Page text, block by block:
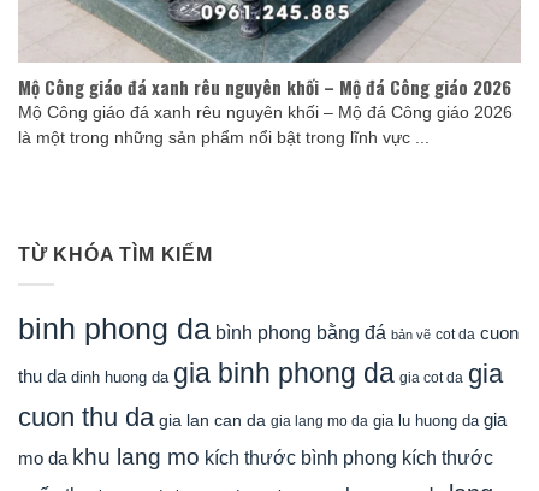
Mộ Công giáo đá xanh rêu nguyên khối – Mộ đá Công giáo 2026
Mộ Công giáo đá xanh rêu nguyên khối – Mộ đá Công giáo 2026
là một trong những sản phẩm nổi bật trong lĩnh vực ...
TỪ KHÓA TÌM KIẾM
binh phong da bình phong bằng đá bản vẽ cot da cuon
thu da dinh huong da gia binh phong da gia cot da gia
cuon thu da gia lan can da gia lang mo da gia lu huong da gia
mo da khu lang mo kích thước bình phong kích thước